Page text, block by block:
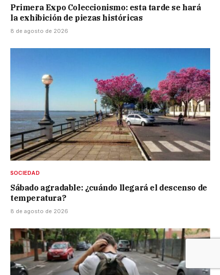
Primera Expo Coleccionismo: esta tarde se hará
la exhibición de piezas históricas
8 de agosto de 2026
SOCIEDAD
Sábado agradable: ¿cuándo llegará el descenso de
temperatura?
8 de agosto de 2026